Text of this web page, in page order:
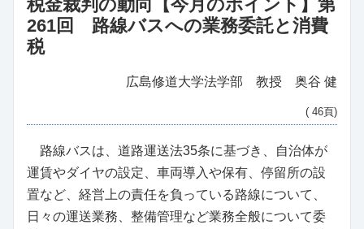
税金裁判の動向【今月のポイント】第
261回 路線バスへの業務委託と消費
税
広島修道大学法学部 教授 奥谷 健
( 46頁)
路線バスは、道路運送法35条に基づき、自治体が
運賃やダイヤの設定、車両導入や保有、停留所の設
置など、経営上の責任を負っている路線について、
日々の運送業務、整備管理など業務全般について委